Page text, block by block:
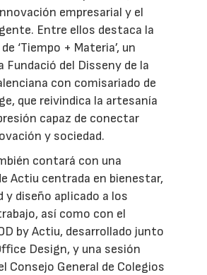
empresarial y el
Entre ellos destaca la
‘Tiempo + Materia’, un
Fundació del Disseny de la
con comisariado de
que reivindica la artesanía
capaz de conectar
y sociedad.
contará con una
Actiu centrada en bienestar,
y diseño aplicado a los
así como con el
by Actiu, desarrollado junto
Design, y una sesión
Consejo General de Colegios